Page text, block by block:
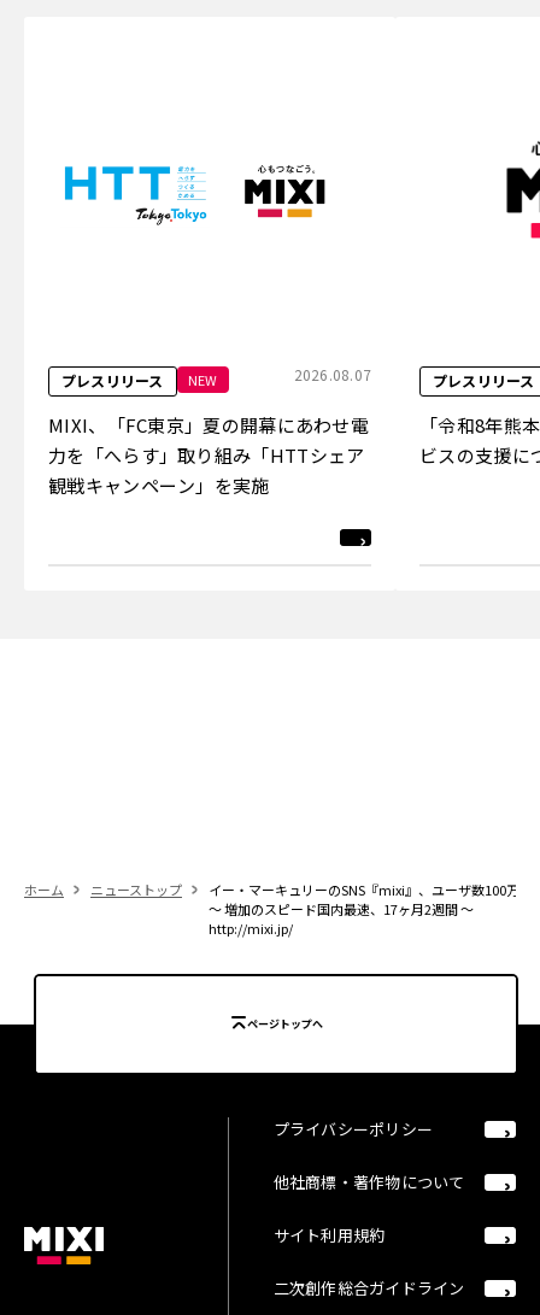
プレスリリース NEW 2026.08.07
MIXI、「FC東京」夏の開幕にあわせ電
力を「へらす」取り組み「HTTシェア
観戦キャンペーン」を実施
プレスリリース
「令和8年熊
ビスの支援に
ホーム ニューストップ
イー・マーキュリーのSNS『mixi』、ユーザ数100万人
～ 増加のスピード国内最速、17ヶ月2週間 ～
http://mixi.jp/
ページトップへ
プライバシーポリシー
他社商標・著作物について
サイト利用規約
二次創作総合ガイドライン